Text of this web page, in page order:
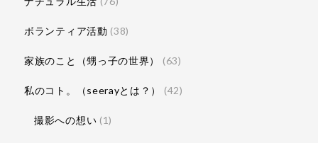
ボランティア活動 (38)
家族のこと（甥っ子の世界） (63)
私のコト。（seerayとは？） (42)
撮影への想い (1)